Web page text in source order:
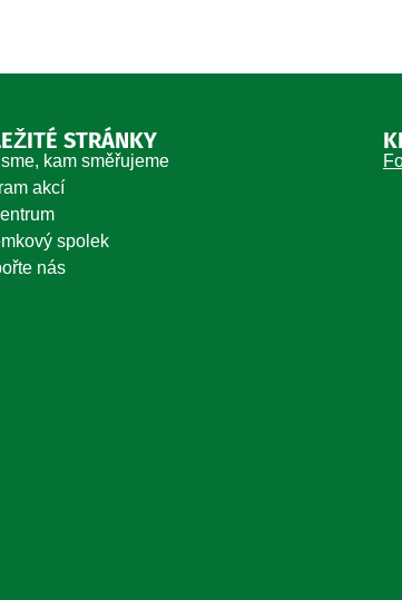
STRÁNKY
kam směřujeme
akcí
spolek
nás